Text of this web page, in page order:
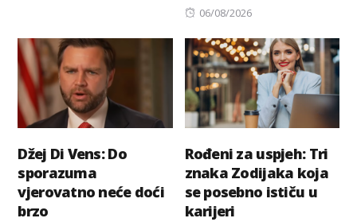
Posted
06/08/2026
Džej Di Vens: Do
sporazuma
vjerovatno neće doći
brzo
Rođeni za uspjeh: Tri
znaka Zodijaka koja
se posebno ističu u
karijeri